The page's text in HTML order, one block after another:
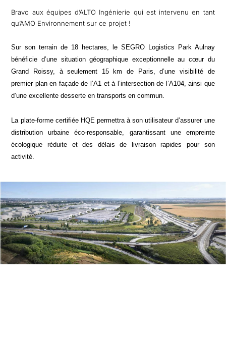
Bravo aux équipes d’ALTO Ingénierie qui est intervenu en tant
qu’AMO Environnement sur ce projet !
Sur son terrain de 18 hectares, le SEGRO Logistics Park Aulnay
bénéficie d’une situation géographique exceptionnelle au cœur du
Grand Roissy, à seulement 15 km de Paris, d’une visibilité de
premier plan en façade de l’A1 et à l’intersection de l’A104, ainsi que
d’une excellente desserte en transports en commun.
La plate-forme certifiée HQE permettra à son utilisateur d’assurer une
distribution urbaine éco-responsable, garantissant une empreinte
écologique réduite et des délais de livraison rapides pour son
activité.